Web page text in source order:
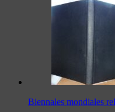
Biennales mondiales